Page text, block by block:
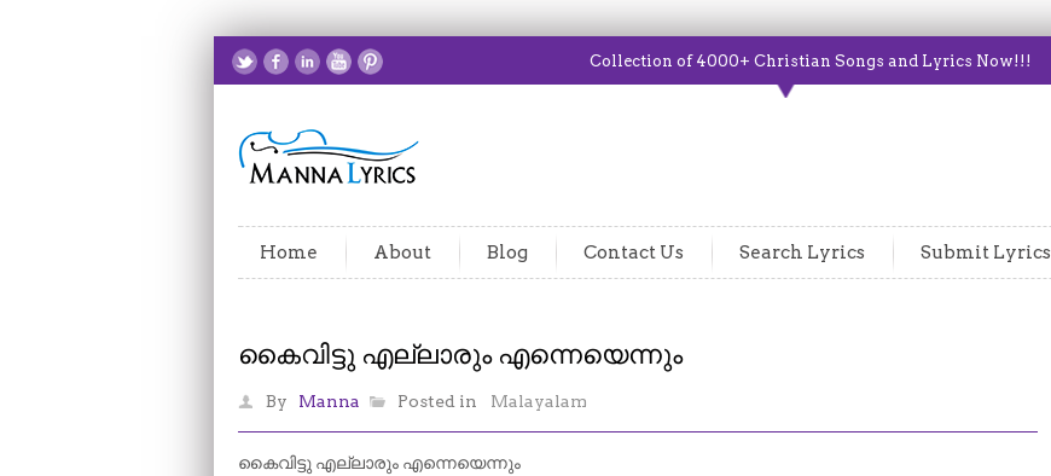
Collection of 4000+ Christian Songs and Lyrics Now!!!
Home About Blog Contact Us Search Lyrics Submit Lyrics
കൈവിട്ടു എല്ലാരും എന്നെയെന്നും
By Manna Posted in Malayalam
കൈവിട്ടു എല്ലാരും എന്നെയെന്നും